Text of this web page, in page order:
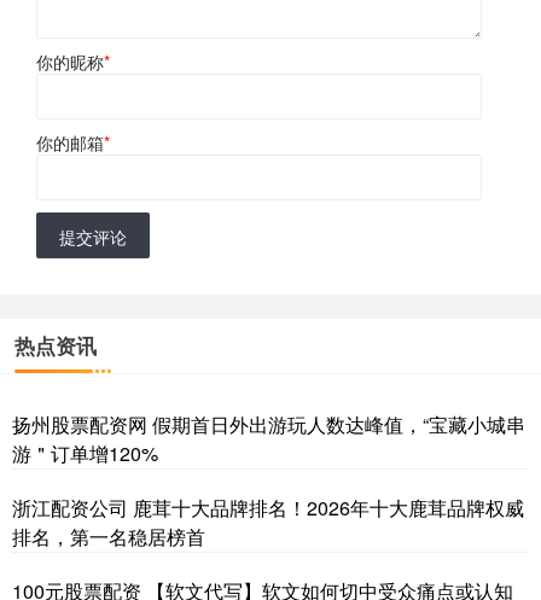
你的昵称*
你的邮箱*
提交评论
热点资讯
扬州股票配资网 假期首日外出游玩人数达峰值，“宝藏小城串
游＂订单增120%
浙江配资公司 鹿茸十大品牌排名！2026年十大鹿茸品牌权威
排名，第一名稳居榜首
100元股票配资 【软文代写】软文如何切中受众痛点或认知